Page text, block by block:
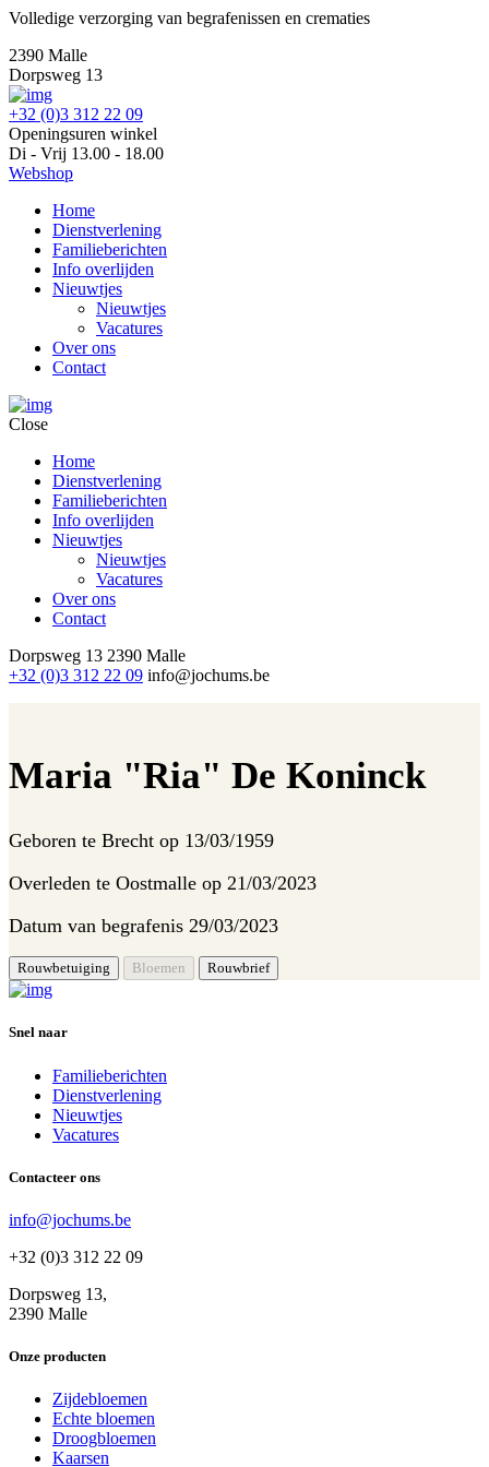
Volledige verzorging van begrafenissen en crematies
2390 Malle
Dorpsweg 13
+32 (0)3 312 22 09
Openingsuren winkel
Di - Vrij 13.00 - 18.00
Webshop
Home
Dienstverlening
Familieberichten
Info overlijden
Nieuwtjes
Nieuwtjes
Vacatures
Over ons
Contact
Close
Home
Dienstverlening
Familieberichten
Info overlijden
Nieuwtjes
Nieuwtjes
Vacatures
Over ons
Contact
Dorpsweg 13 2390 Malle
+32 (0)3 312 22 09 info@jochums.be
Maria "Ria" De Koninck
Geboren te Brecht op 13/03/1959
Overleden te Oostmalle op 21/03/2023
Datum van begrafenis 29/03/2023
Snel naar
Familieberichten
Dienstverlening
Nieuwtjes
Vacatures
Contacteer ons
info@jochums.be
+32 (0)3 312 22 09
Dorpsweg 13,
2390 Malle
Onze producten
Zijdebloemen
Echte bloemen
Droogbloemen
Kaarsen